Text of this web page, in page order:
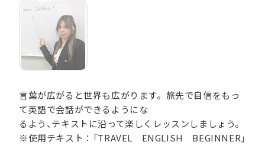
言葉が広がると世界も広がります。旅先で自信をもっ
て英語で会話ができるようにな
るよう、テキストに沿って楽しくレッスンしましょう。
※使用テキスト：「TRAVEL ENGLISH BEGINNER」